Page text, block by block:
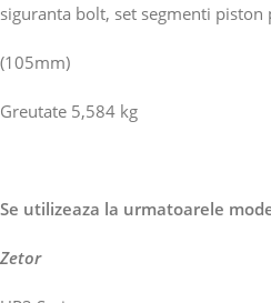
siguranta bolt, set segmenti piston
(105mm)
Greutate 5,584 kg
Se utilizeaza la urmatoarele
Zetor